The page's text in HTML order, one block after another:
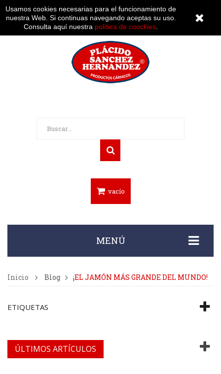
vacío
MENÚ
Inicio Blog ¡EL JAMÓN MÁS GRANDE DEL MUNDO!
ETIQUETAS
ÚLTIMOS ARTÍCULOS
Usamos cookies necesarias para el funcionamiento de
nuestra Web. Si continuas navegando aceptas su uso.
Consulta aquí nuestra política de coockies